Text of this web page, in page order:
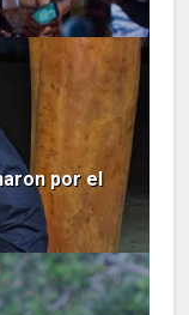
por el